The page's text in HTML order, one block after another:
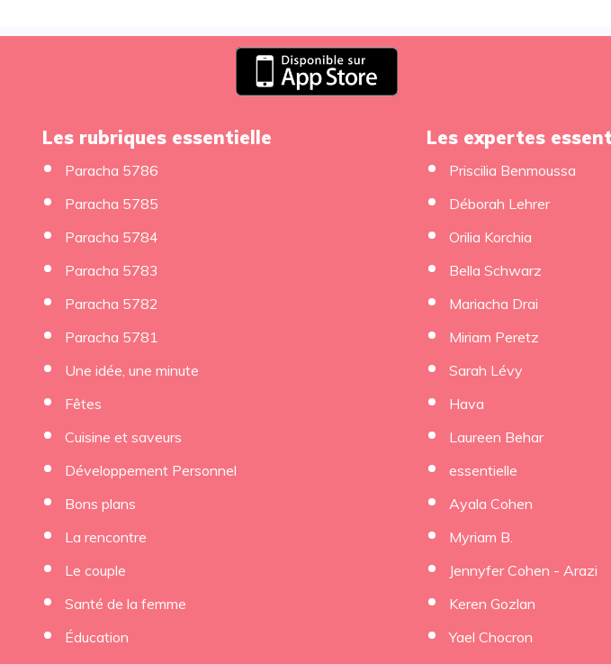
Les rubriques essentielle
Paracha 5786
Paracha 5785
Paracha 5784
Paracha 5783
Paracha 5782
Paracha 5781
Une idée, une minute
Fêtes
Cuisine et saveurs
Développement Personnel
Bons plans
La rencontre
Le couple
Santé de la femme
Éducation
Les expertes
Priscilia Benmoussa
Déborah Lehrer
Orilia Korchia
Bella Schwarz
Mariacha Drai
Miriam Peretz
Sarah Lévy
Hava
Laureen Behar
essentielle
Ayala Cohen
Myriam B.
Jennyfer Cohen - Arazi
Keren Gozlan
Yael Chocron